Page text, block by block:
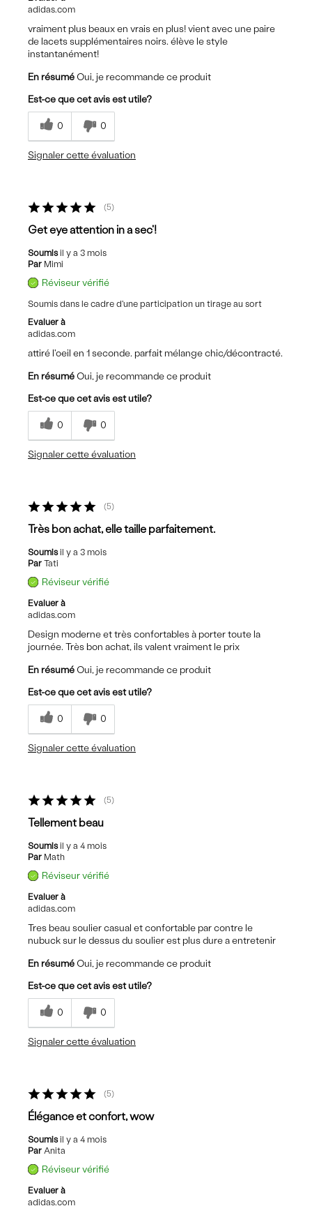
adidas.com
vraiment plus beaux en vrais en plus! vient avec une paire
de lacets supplémentaires noirs. élève le style
instantanément!
En résumé Oui, je recommande ce produit
Est-ce que cet avis est utile?
0 0
Signaler cette évaluation
5
Get eye attention in a sec'!
Soumisil y a 3 mois
Par Mimi
Réviseur vérifié
Soumis dans le cadre d'une participation un tirage au sort
Evaluer à
adidas.com
attiré l'oeil en 1 seconde. parfait mélange chic/décontracté.
En résumé Oui, je recommande ce produit
Est-ce que cet avis est utile?
0 0
Signaler cette évaluation
5
Très bon achat, elle taille parfaitement.
Soumisil y a 3 mois
Par Tati
Réviseur vérifié
Evaluer à
adidas.com
Design moderne et très confortables à porter toute la
journée. Très bon achat, ils valent vraiment le prix
En résumé Oui, je recommande ce produit
Est-ce que cet avis est utile?
0 0
Signaler cette évaluation
5
Tellement beau
Soumisil y a 4 mois
Par Math
Réviseur vérifié
Evaluer à
adidas.com
Tres beau soulier casual et confortable par contre le
nubuck sur le dessus du soulier est plus dure a entretenir
En résumé Oui, je recommande ce produit
Est-ce que cet avis est utile?
0 0
Signaler cette évaluation
5
Élégance et confort, wow
Soumisil y a 4 mois
Par Anita
Réviseur vérifié
Evaluer à
adidas.com